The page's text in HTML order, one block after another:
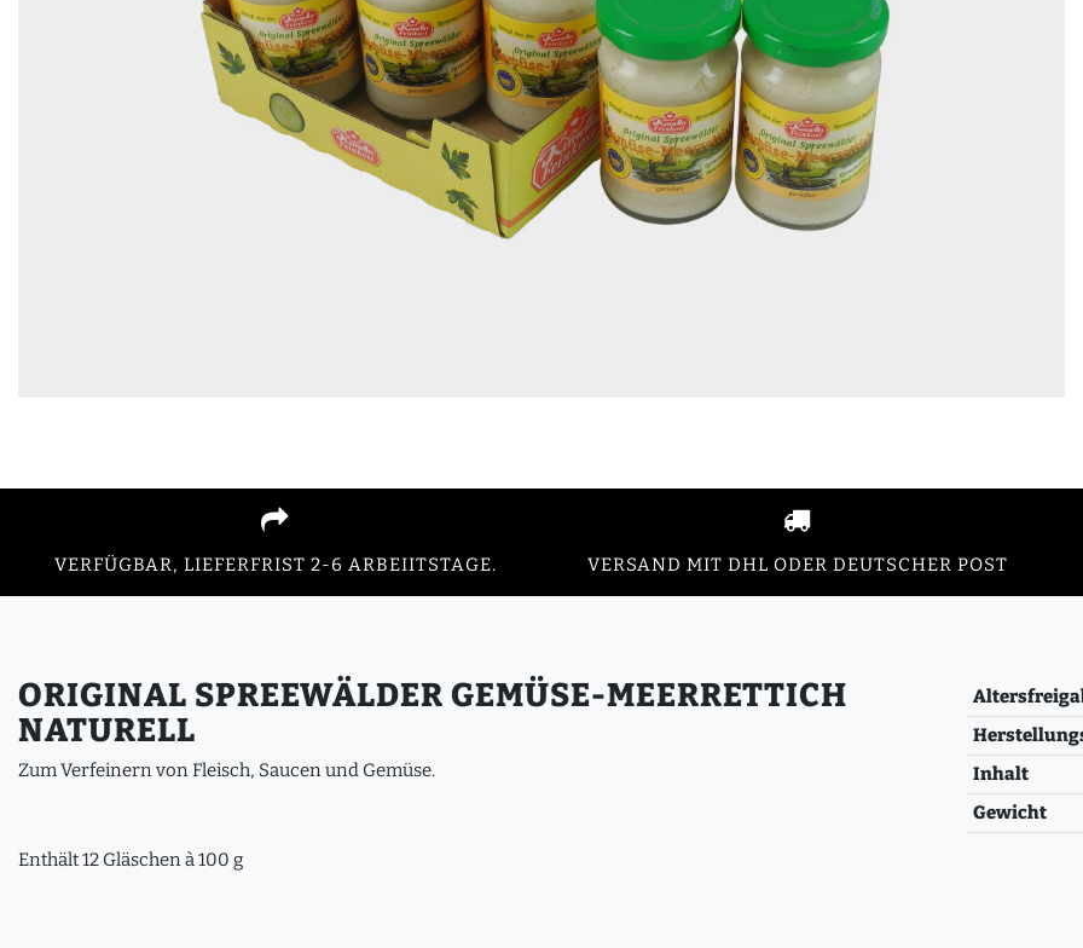
VERFÜGBAR, LIEFERFRIST 2-6 ARBEIITSTAGE. VERSAND MIT DHL ODER DEUTSCHER POST
ORIGINAL SPREEWÄLDER GEMÜSE-MEERRETTICH
NATURELL
Zum Verfeinern von Fleisch, Saucen und Gemüse.
Enthält 12 Gläschen à 100 g
Inhalt
Gewicht